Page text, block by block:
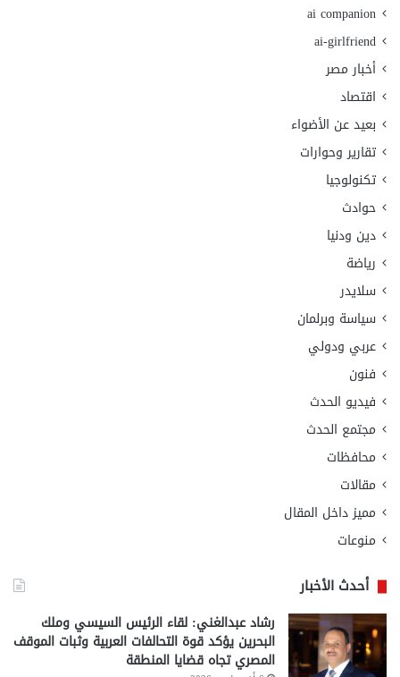
ai companion
ai-girlfriend
أخبار مصر
اقتصاد
بعيد عن الأضواء
تقارير وحوارات
تكنولوجيا
حوادث
دين ودنيا
رياضة
سلايدر
سياسة وبرلمان
عربي ودولي
فنون
فيديو الحدث
مجتمع الحدث
محافظات
مقالات
مميز داخل المقال
منوعات
أحدث الأخبار
رشاد عبدالغني: لقاء الرئيس السيسي وملك
البحرين يؤكد قوة التحالفات العربية وثبات الموقف
المصري تجاه قضايا المنطقة